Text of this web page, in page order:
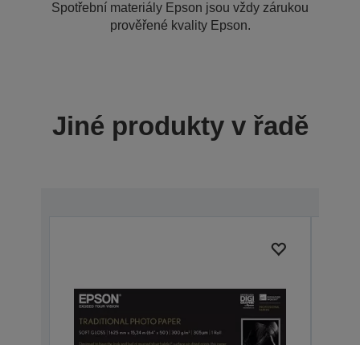
Spotřební materiály Epson jsou vždy zárukou
prověřené kvality Epson.
Jiné produkty v řadě